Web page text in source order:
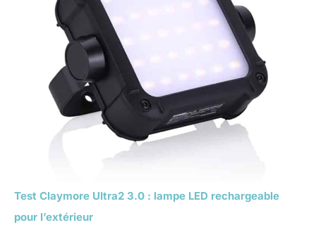
Test Claymore Ultra2 3.0 : lampe LED rechargeable
pour l’extérieur